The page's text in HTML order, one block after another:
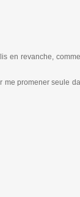
en revanche,
promener seule